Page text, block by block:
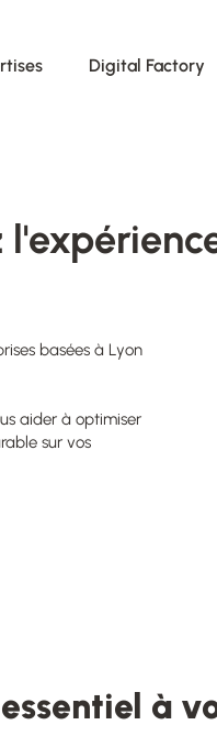
Digital Factory
basées à Lyon
aider à optimiser
sur vos
à